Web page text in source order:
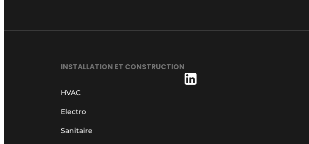
INSTALLATION ET CONSTRUCTION
HVAC
Electro
Sanitaire